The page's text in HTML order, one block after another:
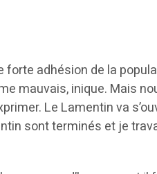
adhésion de la
mauvais, inique. Mais
Le Lamentin va
sont terminés et je